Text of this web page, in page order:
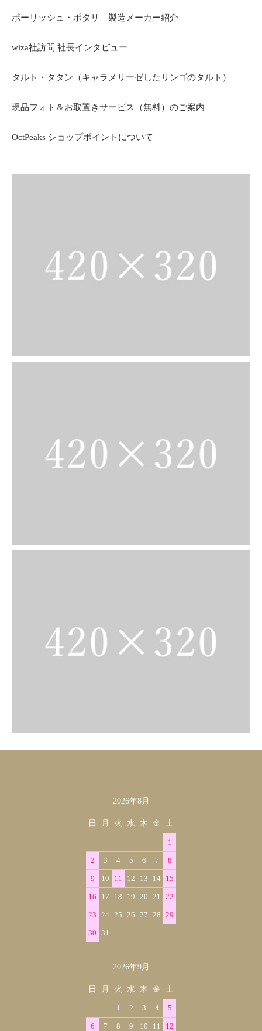
ポーリッシュ・ポタリ 製造メーカー紹介
wiza社訪問 社長インタビュー
タルト・タタン（キャラメリーゼしたリンゴのタルト）
現品フォト＆お取置きサービス（無料）のご案内
OctPeaks ショップポイントについて
2026年8月
日 月 火 水 木 金 土
1
2 3 4 5 6 7 8
9 10 11 12 13 14 15
16 17 18 19 20 21 22
23 24 25 26 27 28 29
30 31
2026年9月
日 月 火 水 木 金 土
1 2 3 4 5
6 7 8 9 10 11 12